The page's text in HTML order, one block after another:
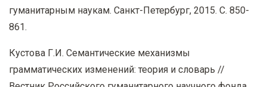
гуманитарным наукам. Санкт-Петербург, 2015. С. 850-
861.
Кустова Г.И. Семантические механизмы
грамматических изменений: теория и словарь //